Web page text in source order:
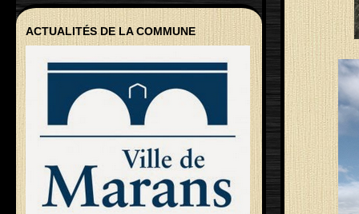
ACTUALITÉS DE LA COMMUNE